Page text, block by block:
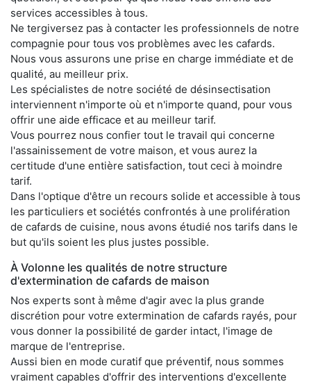
services accessibles à tous.
Ne tergiversez pas à contacter les professionnels de notre
compagnie pour tous vos problèmes avec les cafards.
Nous vous assurons une prise en charge immédiate et de
qualité, au meilleur prix.
Les spécialistes de notre société de désinsectisation
interviennent n'importe où et n'importe quand, pour vous
offrir une aide efficace et au meilleur tarif.
Vous pourrez nous confier tout le travail qui concerne
l'assainissement de votre maison, et vous aurez la
certitude d'une entière satisfaction, tout ceci à moindre
tarif.
Dans l'optique d'être un recours solide et accessible à tous
les particuliers et sociétés confrontés à une prolifération
de cafards de cuisine, nous avons étudié nos tarifs dans le
but qu'ils soient les plus justes possible.
À Volonne les qualités de notre structure
d'extermination de cafards de maison
Nos experts sont à même d'agir avec la plus grande
discrétion pour votre extermination de cafards rayés, pour
vous donner la possibilité de garder intact, l'image de
marque de l'entreprise.
Aussi bien en mode curatif que préventif, nous sommes
vraiment capables d'offrir des interventions d'excellente